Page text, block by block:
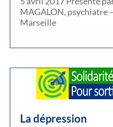
MAGALON, psychiatre
Marseille
La dépression